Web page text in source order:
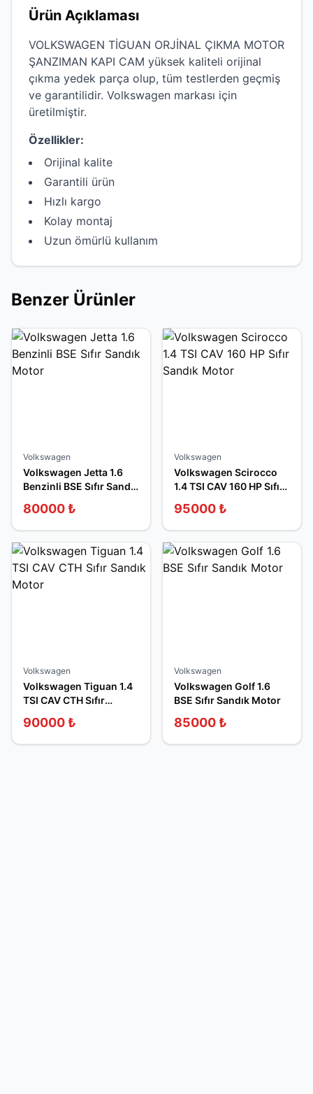
Ürün Açıklaması
VOLKSWAGEN TİGUAN ORJİNAL ÇIKMA MOTOR
ŞANZIMAN KAPI CAM yüksek kaliteli orijinal
çıkma yedek parça olup, tüm testlerden geçmiş
ve garantilidir. Volkswagen markası için
üretilmiştir.
Özellikler:
Orijinal kalite
Garantili ürün
Hızlı kargo
Kolay montaj
Uzun ömürlü kullanım
Benzer Ürünler
Volkswagen
Volkswagen Jetta 1.6
Benzinli BSE Sıfır Sandık
80000 ₺
Volkswagen
Volkswagen Scirocco
1.4 TSI CAV 160 HP Sıfır
95000 ₺
Volkswagen
Volkswagen Tiguan 1.4
TSI CAV CTH Sıfır
90000 ₺
Volkswagen
Volkswagen Golf 1.6
BSE Sıfır Sandık Motor
85000 ₺